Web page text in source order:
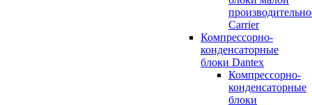
Carrier
Компрессорно-
конденсаторные
блоки Dantex
Компрессорно-
конденсаторные
блоки